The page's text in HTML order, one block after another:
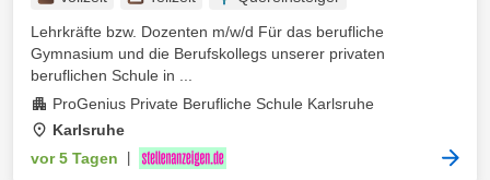
Lehrkräfte bzw. Dozenten m/w/d Für das berufliche
Gymnasium und die Berufskollegs unserer privaten
beruflichen Schule in ...
ProGenius Private Berufliche Schule Karlsruhe
Karlsruhe
vor 5 Tagen